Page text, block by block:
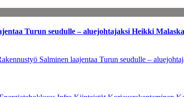
Turun seudulle – aluejohtajaksi Heikki Malaska
Salminen laajentaa Turun seudulle –